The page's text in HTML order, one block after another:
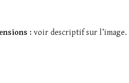
: voir descriptif sur l’image.